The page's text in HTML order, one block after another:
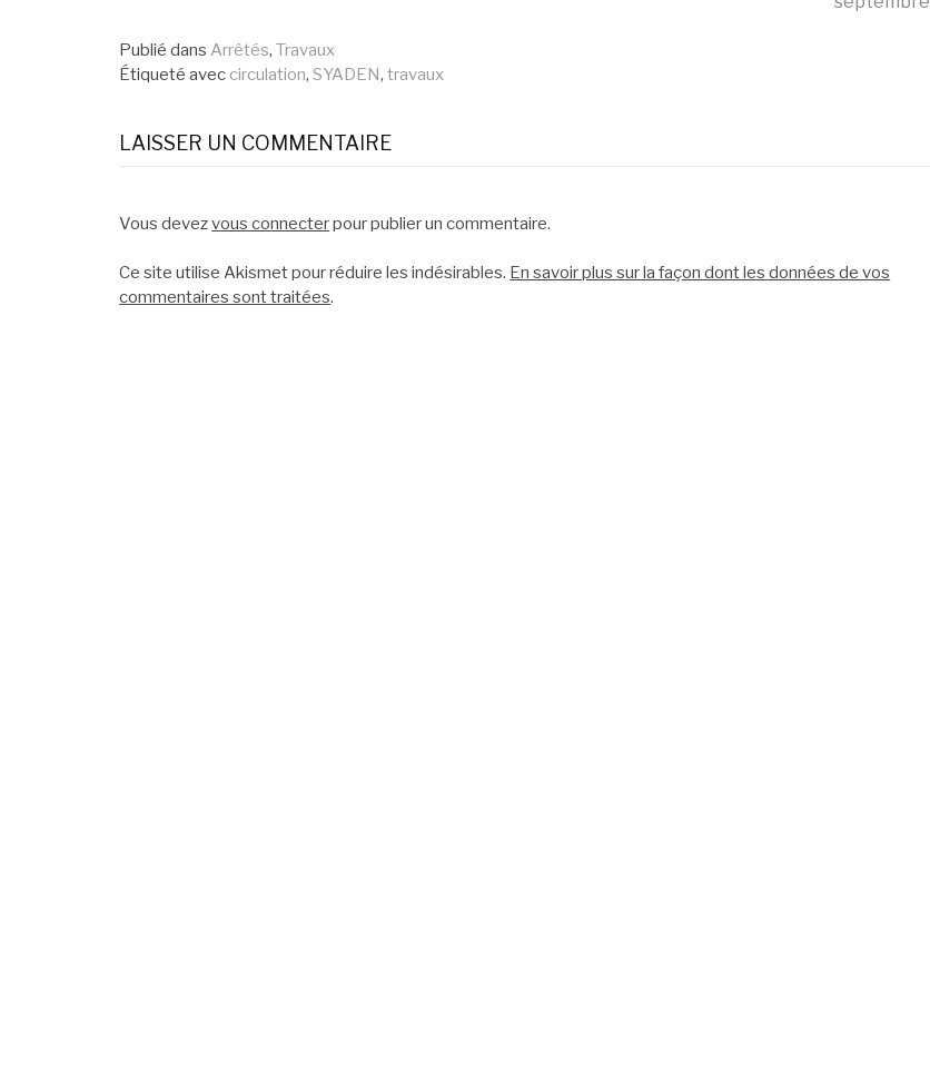
la
suite
Publié dans Arrêtés,Travaux
Étiqueté avec circulation,SYADEN,travaux
LAISSER UN COMMENTAIRE
Vous devezvous connecterpour publier un commentaire.
Ce site utilise Akismet pour réduire les indésirables. En savoir plus sur la façon dont les données de vos
commentaires sont traitées.